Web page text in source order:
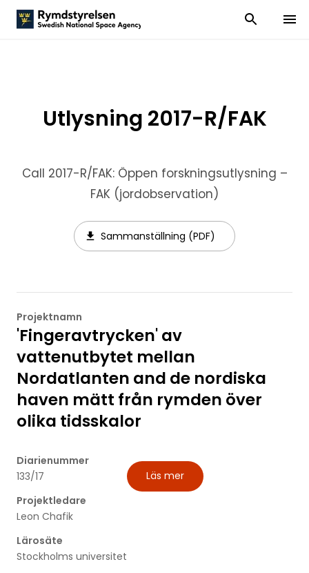
Visa och dölj
Visa
Utlysning 2017-R/FAK
Call 2017-R/FAK: Öppen forskningsutlysning –
FAK (jordobservation)
Sammanställning (PDF)
Projektnamn
'Fingeravtrycken' av
vattenutbytet mellan
Nordatlanten and de nordiska
haven mätt från rymden över
olika tidsskalor
Diarienummer
133/17
Projektledare
Leon Chafik
Lärosäte
Stockholms universitet
Läs mer